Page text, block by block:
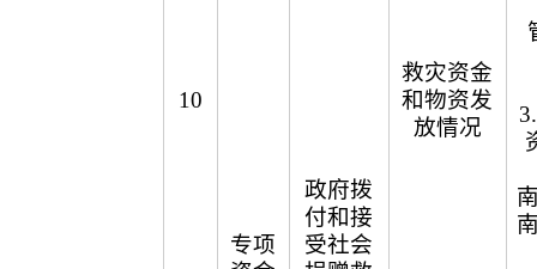
10
专项
政府拨
付和接
受社会
救灾资金
和物资发
放情况